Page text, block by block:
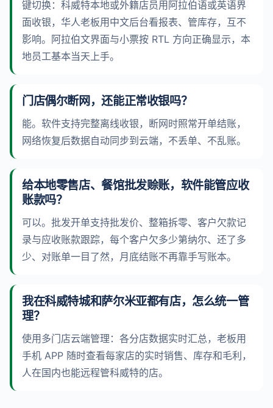
键切换：科威特本地或外籍店员用阿拉伯语或英语界
面收银，华人老板用中文后台看报表、管库存，互不
影响。阿拉伯文界面与小票按 RTL 方向正确显示，本
地员工基本当天上手。
门店偶尔断网，还能正常收银吗？
能。软件支持完整离线收银，断网时照常开单结账，
网络恢复后数据自动同步到云端，不丢单、不乱账。
给本地零售店、餐馆批发赊账，软件能管应收
账款吗？
可以。批发开单支持批发价、整箱拆零、客户欠款记
录与应收账款跟踪，每个客户欠多少第纳尔、还了多
少、对账单一目了然，月底结账不再靠手写账本。
我在科威特城和萨尔米亚都有店，怎么统一管
理？
使用多门店云端管理：各分店数据实时汇总，老板用
手机 APP 随时查看每家店的实时销售、库存和毛利，
人在国内也能远程管科威特的店。